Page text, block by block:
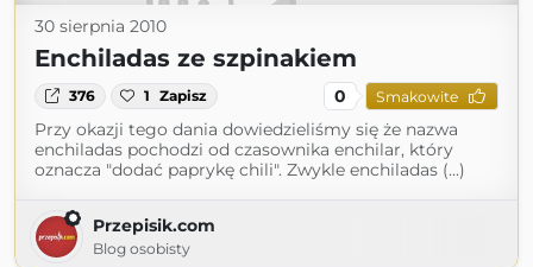
30 sierpnia 2010
Enchiladas ze szpinakiem
376 1 Zapisz 0 Smakowite
Przy okazji tego dania dowiedzieliśmy się że nazwa
enchiladas pochodzi od czasownika enchilar, który
oznacza "dodać paprykę chili". Zwykle enchiladas (...)
Przepisik.com
Blog osobisty